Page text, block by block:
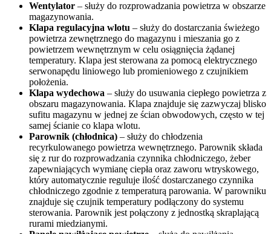
Wentylator – służy do rozprowadzania powietrza w obszarze
magazynowania.
Klapa regulacyjna wlotu – służy do dostarczania świeżego
powietrza zewnętrznego do magazynu i mieszania go z
powietrzem wewnętrznym w celu osiągnięcia żądanej
temperatury. Klapa jest sterowana za pomocą elektrycznego
serwonapędu liniowego lub promieniowego z czujnikiem
położenia.
Klapa wydechowa – służy do usuwania ciepłego powietrza z
obszaru magazynowania. Klapa znajduje się zazwyczaj blisko
sufitu magazynu w jednej ze ścian obwodowych, często w tej
samej ścianie co klapa wlotu.
Parownik (chłodnica) – służy do chłodzenia
recyrkulowanego powietrza wewnętrznego. Parownik składa
się z rur do rozprowadzania czynnika chłodniczego, żeber
zapewniających wymianę ciepła oraz zaworu wtryskowego,
który automatycznie reguluje ilość dostarczanego czynnika
chłodniczego zgodnie z temperaturą parowania. W parowniku
znajduje się czujnik temperatury podłączony do systemu
sterowania. Parownik jest połączony z jednostką skraplającą
rurami miedzianymi.